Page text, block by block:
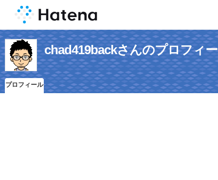
chad419backさんのプロフィ
プロフィール